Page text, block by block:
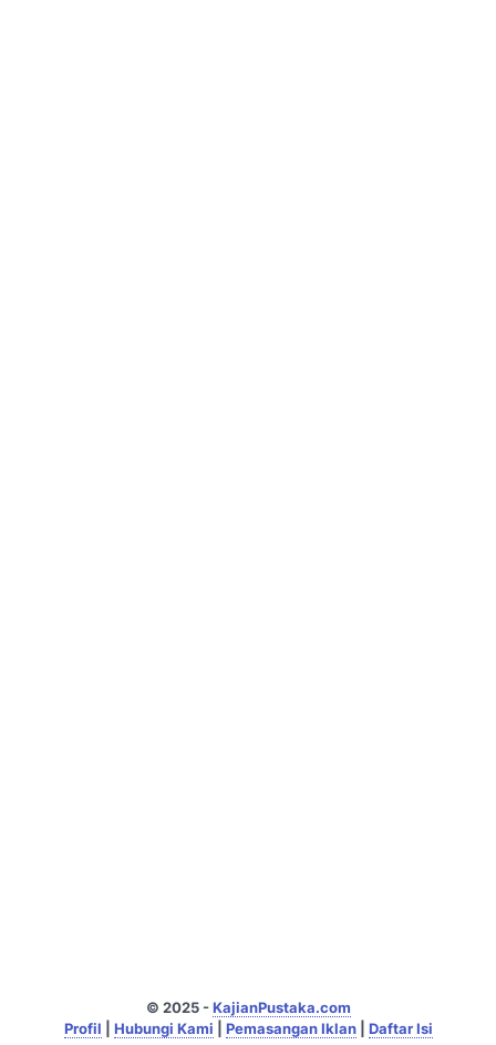
© 2025 - KajianPustaka.com
Profil
Hubungi Kami Pemasangan Iklan| Daftar Isi